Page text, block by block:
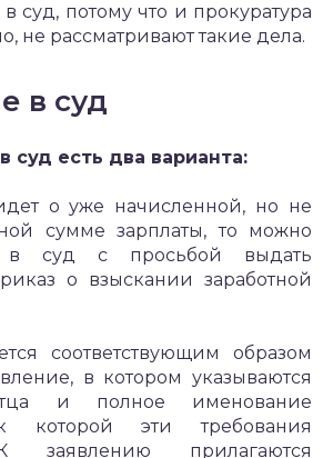
в суд, потому что и прокуратура
не рассматривают такие дела.
в суд
суд есть два варианта:
о уже начисленной, но не
сумме зарплаты, то можно
в суд с просьбой выдать
о взыскании заработной
соответствующим образом
в котором указываются
и полное именование
которой эти требования
заявлению прилагаются